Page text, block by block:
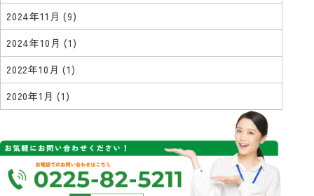
2024年11月(9)
2024年10月(1)
2022年10月(1)
2020年1月(1)